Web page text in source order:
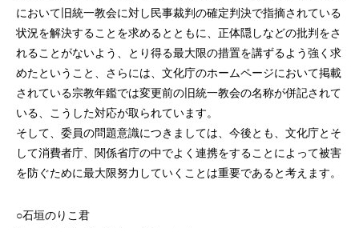
において旧統一教会に対し民事裁判の確定判決で指摘されている
状況を解決することを求めるとともに、正体隠しなどの批判をさ
れることがないよう、とり得る最大限の措置を講ずるよう強く求
めたということ、さらには、文化庁のホームページにおいて掲載
されている宗教年鑑では変更前の旧統一教会の名称が併記されて
いる、こうした対応が取られています。
そして、委員の問題意識につきましては、今後とも、文化庁とそ
して消費者庁、関係省庁の中でよく連携をすることによって被害
を防ぐために最大限努力していくことは重要であると考えます。
○石垣のりこ君